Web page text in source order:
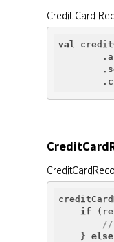
Credit Card
val
if
//
    }
else